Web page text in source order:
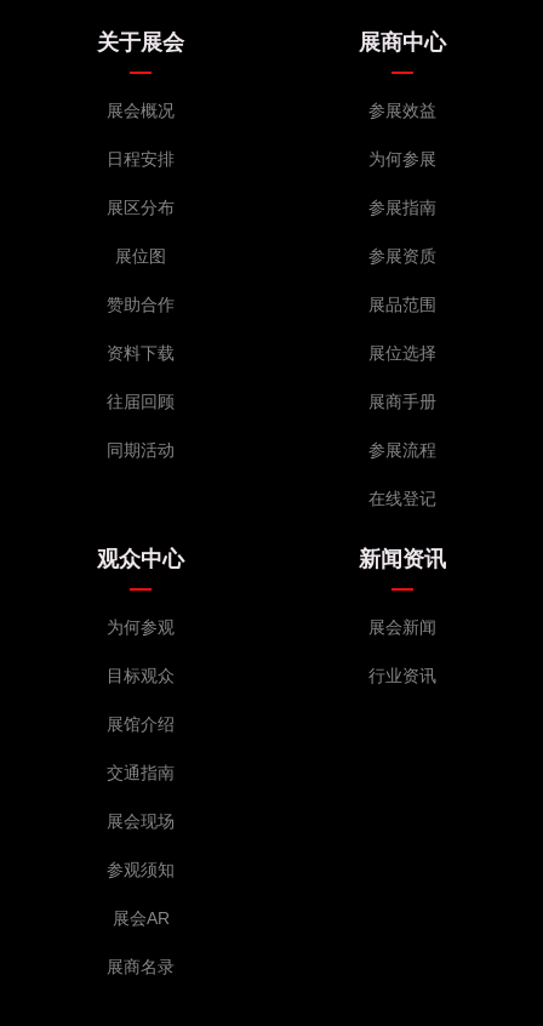
关于展会
展会概况
日程安排
展区分布
展位图
赞助合作
资料下载
往届回顾
同期活动
展商中心
参展效益
为何参展
参展指南
参展资质
展品范围
展位选择
展商手册
参展流程
在线登记
观众中心
为何参观
目标观众
展馆介绍
交通指南
展会现场
参观须知
展会AR
展商名录
新闻资讯
展会新闻
行业资讯